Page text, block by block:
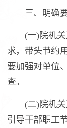
三、明确要
(一)院机关
求，带头节约
要加强对单位
查。
(二)院机关及
引导干部职工